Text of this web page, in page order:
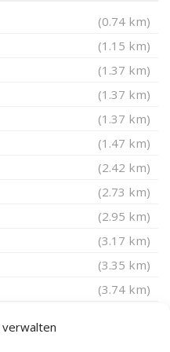
(0.74 km)
(1.15 km)
(1.37 km)
(1.37 km)
(1.37 km)
(1.47 km)
(2.42 km)
(2.73 km)
(2.95 km)
(3.17 km)
(3.35 km)
(3.74 km)